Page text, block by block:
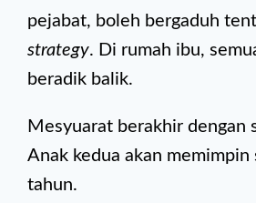
pejabat, boleh bergaduh
strategy. Di rumah ibu,
beradik balik.
Mesyuarat berakhir dengan
Anak kedua akan memimpin
tahun.